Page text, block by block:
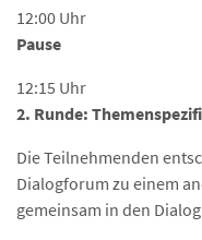
12:00 Uhr
Pause
12:15 Uhr
2. Runde:
Die Teilnehmenden
Dialogforum zu einem
gemeinsam in den